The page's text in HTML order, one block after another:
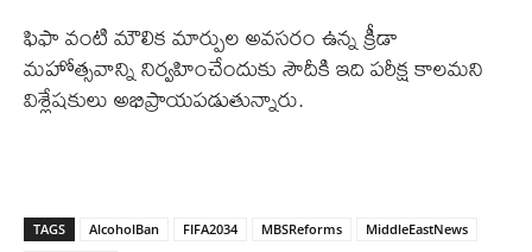
ఫిఫా వంటి మౌలిక మార్పుల అవసరం ఉన్న క్రీడా
మహోత్సవాన్ని నిర్వహించేందుకు సౌదీకి ఇది పరీక్ష కాలమని
విశ్లేషకులు అభిప్రాయపడుతున్నారు.
TAGS AlcoholBan FIFA2034 MBSReforms
MiddleEastNews